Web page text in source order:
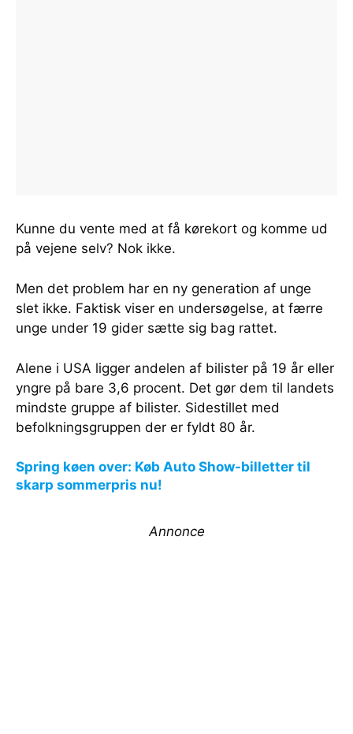
Kunne du vente med at få kørekort og komme ud
på vejene selv? Nok ikke.
Men det problem har en ny generation af unge
slet ikke. Faktisk viser en undersøgelse, at færre
unge under 19 gider sætte sig bag rattet.
Alene i USA ligger andelen af bilister på 19 år eller
yngre på bare 3,6 procent. Det gør dem til landets
mindste gruppe af bilister. Sidestillet med
befolkningsgruppen der er fyldt 80 år.
Spring køen over: Køb Auto Show-billetter til
skarp sommerpris nu!
Annonce